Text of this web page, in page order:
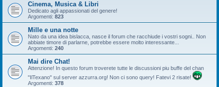
Cinema, Musica & Libri
Dedicato agli appassionati del genere!
Argomenti: 823
Mille e una notte
Nato da una idea bislacca, nasce il forum che racchiude i vostri sogni.. Non
abbiate timore di parlarne, potrebbe essere molto interessante...
Argomenti: 240
Mai dire Chat!
Attenzione! In questo forum troverete tutte le discussioni piu buffe del chan
"IlTexano" sul server azzurra.org! Non ci sono query! Fatevi 2 risate!
Argomenti: 378